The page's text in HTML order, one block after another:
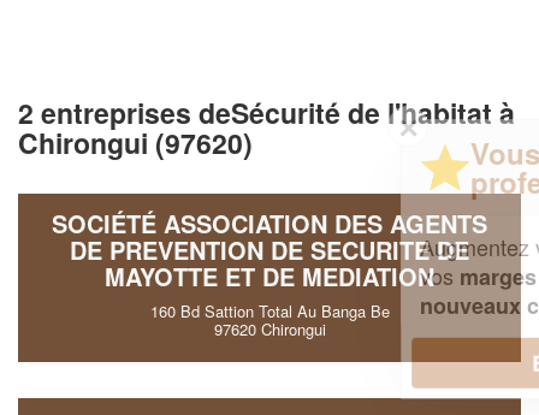
2 entreprises deSécurité de l'habitat à
Chirongui (97620)
SOCIÉTÉ ASSOCIATION DES AGENTS
DE PREVENTION DE SECURITE DE
MAYOTTE ET DE MEDIATION
160 Bd Sattion Total Au Banga Be
97620 Chirongui
✕
Vous êtes un
professionnel ?
Augmentez votrechiffre d'affaireset
vosmargestout en gagnant de
nouveaux clients!
En savoir plus